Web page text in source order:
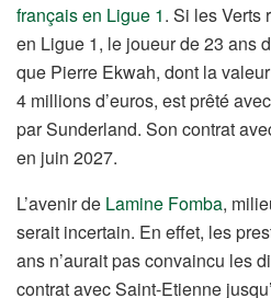
français en Ligue 1. Si les Verts
en Ligue 1, le joueur de 23 ans
que Pierre Ekwah, dont la
4 millions d’euros, est prêté
par Sunderland. Son contrat
en juin 2027.
L’avenir de Lamine Fomba,
serait incertain. En effet, les
ans n’aurait pas convaincu les
contrat avec Saint-Etienne